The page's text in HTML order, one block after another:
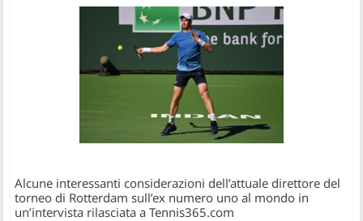
Alcune interessanti considerazioni dell’attuale direttore del
torneo di Rotterdam sull’ex numero uno al mondo in
un’intervista rilasciata a Tennis365.com